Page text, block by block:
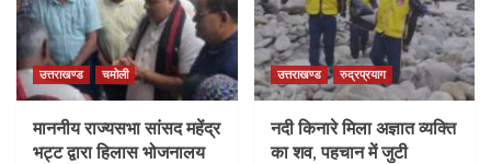
उत्तराखण्ड चमोली
माननीय राज्यसभा सांसद महेंद्र
भट्ट द्वारा हिलास भोजनालय
उत्तराखण्ड रुद्रप्रयाग
नदी किनारे मिला अज्ञात व्यक्ति
का शव, पहचान में जुटी